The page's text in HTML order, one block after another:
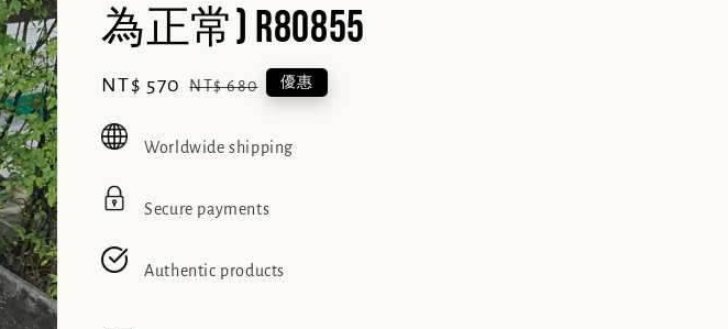
為正常) R80855
Sale
NT$ 570 Regular
NT$ 680 優惠
Worldwide shipping
Secure payments
Authentic products